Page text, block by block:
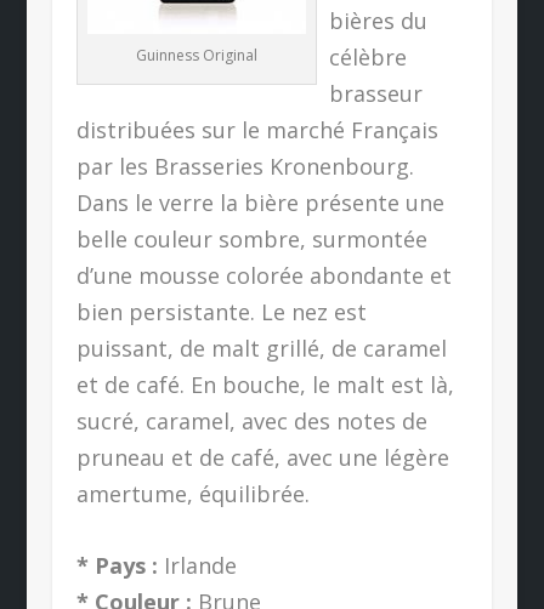
Guinness Original
bières du
célèbre
brasseur
distribuées sur le marché Français
par les Brasseries Kronenbourg.
Dans le verre la bière présente une
belle couleur sombre, surmontée
d’une mousse colorée abondante et
bien persistante. Le nez est
puissant, de malt grillé, de caramel
et de café. En bouche, le malt est là,
sucré, caramel, avec des notes de
pruneau et de café, avec une légère
amertume, équilibrée.
* Pays : Irlande
* Couleur : Brune